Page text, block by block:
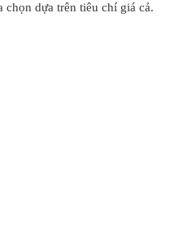
chọn dựa trên tiêu chí giá cả.